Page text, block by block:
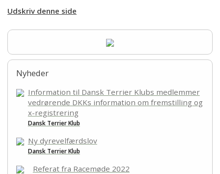
Udskriv denne side
Nyheder
Information til Dansk Terrier Klubs medlemmer
vedrørende DKKs information om fremstilling og
x-registrering
Dansk Terrier Klub
Ny dyrevelfærdslov
Dansk Terrier Klub
Referat fra Racemøde 2022